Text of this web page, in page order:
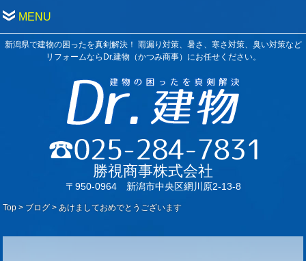
MENU
新潟県で建物の困ったを真剣解決！ 雨漏り対策、暑さ、寒さ対策、臭い対策など
リフォームならDr.建物（かつみ商事）にお任せください。
勝視商事株式会社
〒950-0964 新潟市中央区網川原2-13-8
Top > ブログ > あけましておめでとうございます